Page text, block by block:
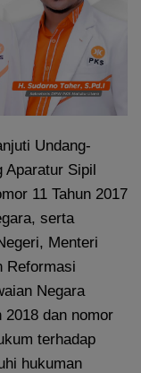
Undang-
Aparatur Sipil
11 Tahun 2017
serta
Menteri
Reformasi
Negara
2018 dan nomor
terhadap
hukuman